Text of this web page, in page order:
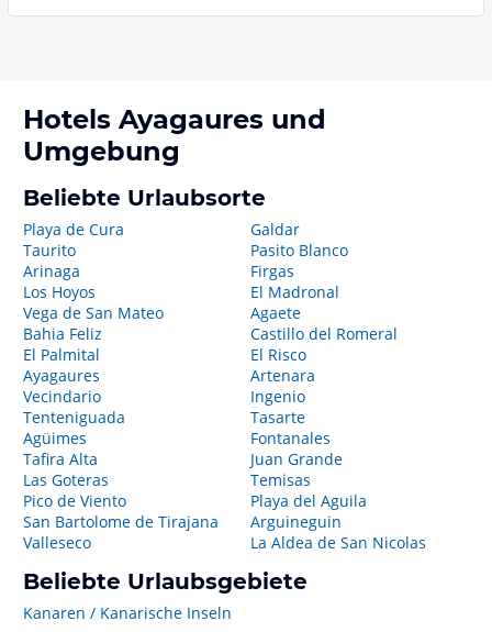
Hotels Ayagaures und
Umgebung
Beliebte Urlaubsorte
Playa de Cura
Taurito
Arinaga
Los Hoyos
Vega de San Mateo
Bahia Feliz
El Palmital
Ayagaures
Vecindario
Tenteniguada
Agüimes
Tafira Alta
Las Goteras
Pico de Viento
San Bartolome de Tirajana
Valleseco
Galdar
Pasito Blanco
Firgas
El Madronal
Agaete
Castillo del Romeral
El Risco
Artenara
Ingenio
Tasarte
Fontanales
Juan Grande
Temisas
Playa del Aguila
Arguineguin
La Aldea de San Nicolas
Beliebte Urlaubsgebiete
Kanaren / Kanarische Inseln